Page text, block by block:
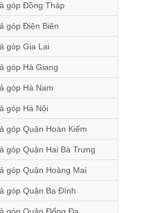
góp Đồng Tháp
góp Điện Biên
góp Gia Lai
góp Hà Giang
góp Hà Nam
góp Hà Nội
góp Quận Hoàn Kiếm
góp Quận Hai Bà Trưng
góp Quận Hoàng Mai
góp Quận Ba Đình